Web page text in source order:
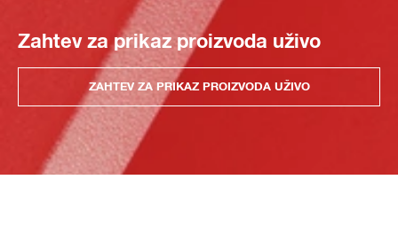
Zahtev za prikaz proizvoda uživo
ZAHTEV ZA PRIKAZ PROIZVODA UŽIVO